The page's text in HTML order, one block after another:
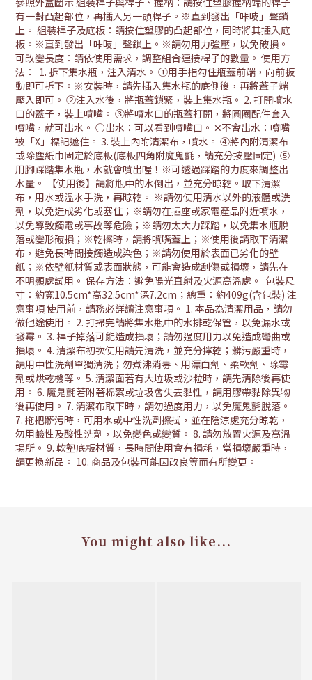
有一對凸起部位，再插入另一頭桿子。※直到發出「咔吱」聲鎖
上。 組裝桿子及底板：請按住塑膠的凸起部位，同時將其插入底
板。※直到發出「咔吱」聲鎖上。※請勿用力強壓，以免破損。
可改變長度：請依使用需求，調整組合連接桿子的數量。 使用方
法： 1. 拆下集水瓶，注入清水。 ①用手指勾住瓶蓋前端，向前扳
動即可拆下。※安裝時，請先插入集水瓶的底側後，再將蓋子端
壓入即可。 ②注入水後，將瓶蓋鎖緊，裝上集水瓶。 2. 打開噴水
口的蓋子，裝上噴嘴。 ③將噴水口的瓶蓋打開，將圓圈配件套入
噴嘴，就可出水。 ○出水：可以看到噴嘴口。 🞪不會出水：噴嘴
被「X」標記遮住。 3. 裝上內附清潔布，噴水。 ④將內附清潔布
或除塵紙巾固定於底板(底板四角附魔鬼氈，請充分按壓固定) ⑤
用腳踩踏集水瓶，水就會噴出喔！※可透過踩踏的力度來調整出
水量。 【使用後】請將瓶中的水倒出，並充分晾乾。取下清潔
布，用水或溫水手洗，再晾乾。 ※請勿使用清水以外的液體或洗
劑，以免造成劣化或塞住；※請勿在插座或家電產品附近噴水，
以免導致觸電或事故等危險；※請勿太大力踩踏，以免集水瓶脫
落或變形破損；※乾擦時，請將噴嘴蓋上；※使用後請取下清潔
布，避免長時間接觸造成染色；※請勿使用於表面已劣化的壁
紙；※依壁紙材質或表面狀態，可能會造成刮傷或損壞，請先在
不明顯處試用。 保存方法：避免陽光直射及火源高溫處。 包裝尺
寸：約寬10.5cm*高32.5cm*深7.2cm；總重：約409g(含包裝) 注
意事項 使用前，請務必詳讀注意事項。 1. 本品為清潔用品，請勿
做他途使用。 2. 打掃完請將集水瓶中的水排乾保管，以免漏水或
發霉。 3. 桿子掉落可能造成損壞；請勿過度用力以免造成彎曲或
損壞。 4. 清潔布初次使用請先清洗，並充分擰乾；髒污嚴重時，
請用中性洗劑單獨清洗；勿煮沸消毒、用漂白劑、柔軟劑、除霉
劑或烘乾機等。 5. 清潔面若有大垃圾或沙粒時，請先清除後再使
用。 6. 魔鬼氈若附著棉絮或垃圾會失去黏性，請用膠帶黏除異物
後再使用。 7. 清潔布取下時，請勿過度用力，以免魔鬼氈脫落。
7. 拖把髒污時，可用水或中性洗劑擦拭，並在陰涼處充分晾乾，
勿用鹼性及酸性洗劑，以免變色或變質。 8. 請勿放置火源及高溫
場所。 9. 軟墊底板材質，長時間使用會有損耗，當損壞嚴重時，
請更換新品。 10. 商品及包裝可能因改良等而有所變更。
You might also like...